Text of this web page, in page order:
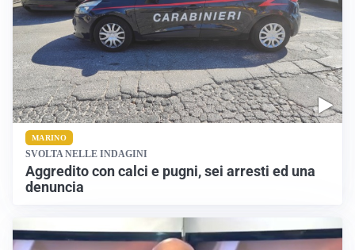
MARINO
SVOLTA NELLE INDAGINI
Aggredito con calci e pugni, sei arresti ed una
denuncia